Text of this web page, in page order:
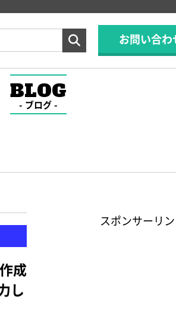
お問い合わ
BLOG
ブログ
成
し
スポンサーリ